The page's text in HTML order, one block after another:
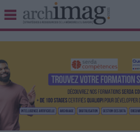
BIBLIOTHÈQUE ÉDITION
UNIVERS DATA
TRAVAIL COLLABORATIF
VIE NUMÉRIQUE
NUMÉRIQUE RESPONSABLE